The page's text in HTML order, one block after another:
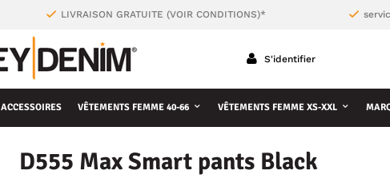
LIVRAISON GRATUITE (VOIR CONDITIONS)*
S'identifier
ACCESSOIRES VÊTEMENTS FEMME 40-66 VÊTEMENTS FEMME XS-XXL
D555 Max Smart pants Black